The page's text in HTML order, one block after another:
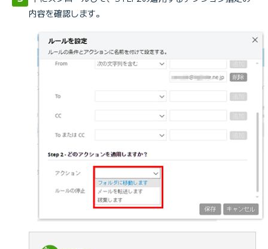
内容を確認します。